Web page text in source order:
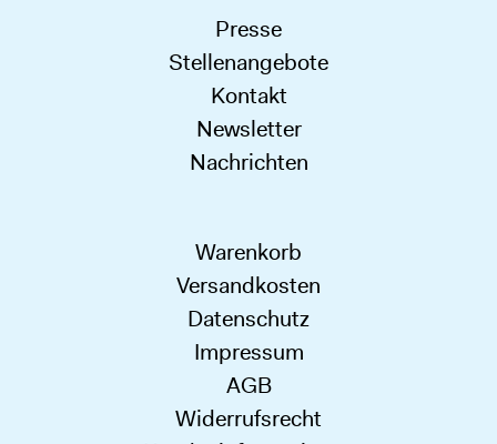
Presse
Stellenangebote
Kontakt
Newsletter
Nachrichten
Warenkorb
Versandkosten
Datenschutz
Impressum
AGB
Widerrufsrecht